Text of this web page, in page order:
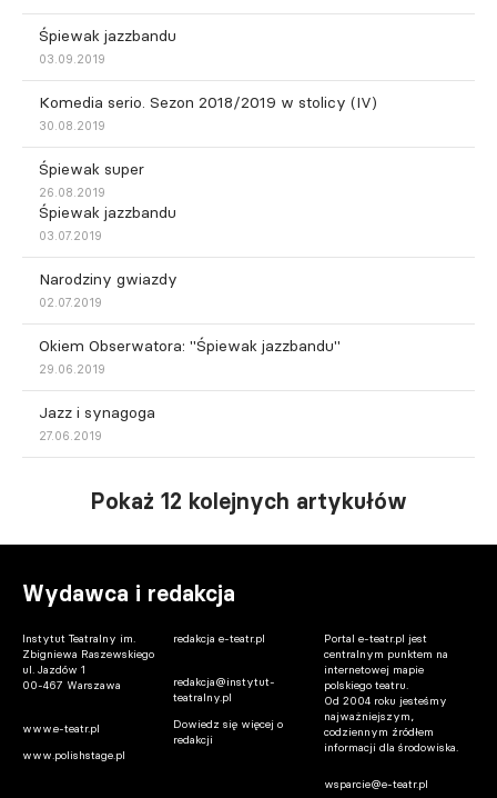
Śpiewak jazzbandu
03.09.2019
Komedia serio. Sezon 2018/2019 w stolicy (IV)
30.08.2019
Śpiewak super
26.08.2019
Śpiewak jazzbandu
03.07.2019
Narodziny gwiazdy
02.07.2019
Okiem Obserwatora: "Śpiewak jazzbandu"
29.06.2019
Jazz i synagoga
27.06.2019
Pokaż 12 kolejnych artykułów
Wydawca i redakcja
Instytut Teatralny im.
Zbigniewa Raszewskiego
ul. Jazdów 1
00-467 Warszawa
www.e-teatr.pl
www.polishstage.pl
redakcja e-teatr.pl
redakcja@instytut-
teatralny.pl
Dowiedz się więcej o
redakcji
Portal e-teatr.pl jest
centralnym punktem na
internetowej mapie
polskiego teatru.
Od 2004 roku jesteśmy
najważniejszym,
codziennym źródłem
informacji dla środowiska.
wsparcie@e-teatr.pl